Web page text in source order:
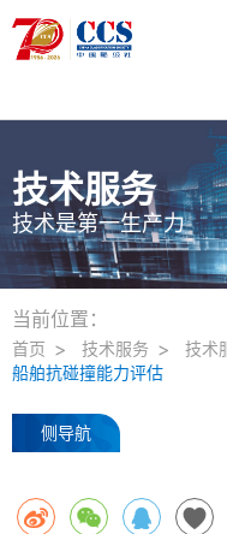
技术服务
技术是第一生产力
当前位置：
首页 技术服务 技术
船舶抗碰撞能力评估
侧导航